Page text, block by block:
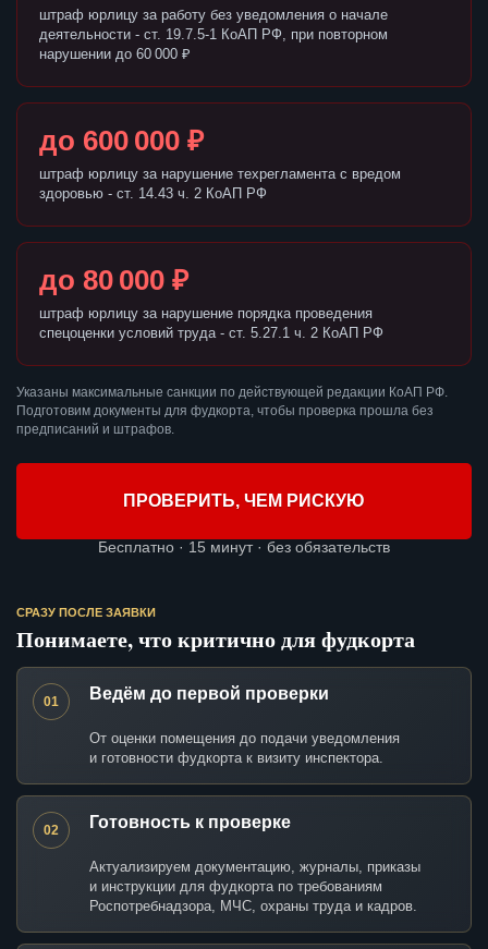
штраф юрлицу за работу без уведомления о начале
деятельности - ст. 19.7.5-1 КоАП РФ, при повторном
нарушении до 60 000 ₽
до 600 000 ₽
штраф юрлицу за нарушение техрегламента с вредом
здоровью - ст. 14.43 ч. 2 КоАП РФ
до 80 000 ₽
штраф юрлицу за нарушение порядка проведения
спецоценки условий труда - ст. 5.27.1 ч. 2 КоАП РФ
Указаны максимальные санкции по действующей редакции КоАП РФ.
Подготовим документы для фудкорта, чтобы проверка прошла без
предписаний и штрафов.
ПРОВЕРИТЬ, ЧЕМ РИСКУЮ
Бесплатно · 15 минут · без обязательств
СРАЗУ ПОСЛЕ ЗАЯВКИ
Понимаете, что критично для фудкорта
01 Ведём до первой проверки
От оценки помещения до подачи уведомления
и готовности фудкорта к визиту инспектора.
02 Готовность к проверке
Актуализируем документацию, журналы, приказы
и инструкции для фудкорта по требованиям
Роспотребнадзора, МЧС, охраны труда и кадров.